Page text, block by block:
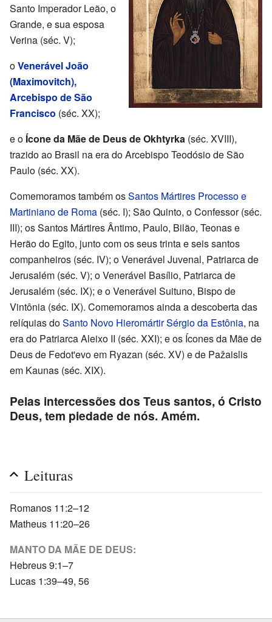
Santo Imperador Leão, o
Grande, e sua esposa
Verina (séc. V);
oVenerável João
(Maximovitch),
Arcebispo de São
Francisco (séc. XX);
e o Ícone da Mãe de Deus de Okhtyrka (séc. XVIII),
trazido ao Brasil na era do Arcebispo Teodósio de São
Paulo (séc. XX).
Comemoramos também osSantos Mártires Processo e
Martiniano de Roma (séc. I); São Quinto, o Confessor (séc.
III); os Santos Mártires Ântimo, Paulo, Bilão, Teonas e
Herão do Egito, junto com os seus trinta e seis santos
companheiros (séc. IV); o Venerável Juvenal, Patriarca de
Jerusalém (séc. V); o Venerável Basílio, Patriarca de
Jerusalém (séc. IX); e o Venerável Suituno, Bispo de
Vintônia (séc. IX). Comemoramos ainda a descoberta das
relíquias doSanto Novo Hieromártir Sérgio da Estônia, na
era do Patriarca Aleixo II (séc. XXI); e os Ícones da Mãe de
Deus de Fedot'evo em Ryazan (séc. XV) e de Pažaislis
em Kaunas (séc. XIX).
Pelas intercessões dos Teus santos, ó Cristo
Deus, tem piedade de nós. Amém.
Leituras
Romanos 11:2–12
Matheus 11:20–26
MANTO DA MÃE DE DEUS:
Hebreus 9:1–7
Lucas 1:39–49, 56